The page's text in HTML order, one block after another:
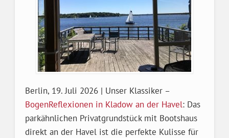
Berlin, 19. Juli 2026 | Unser Klassiker –
BogenReflexionen in Kladow an der Havel: Das
parkähnlichen Privatgrundstück mit Bootshaus
direkt an der Havel ist die perfekte Kulisse für